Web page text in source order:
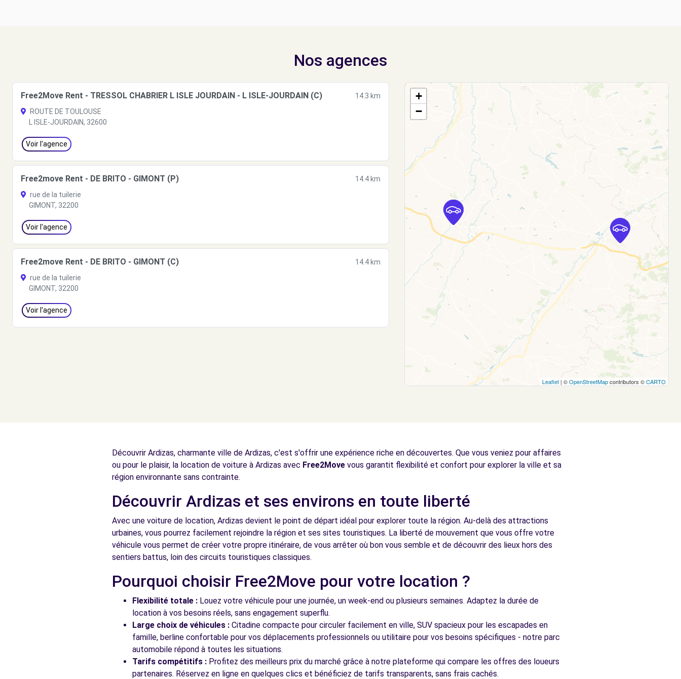
Nos agences
Free2Move Rent - TRESSOL CHABRIER L ISLE JOURDAIN - L ISLE-JOURDAIN (C)
14.3 km
ROUTE DE TOULOUSE
L ISLE-JOURDAIN, 32600
Voir l'agence
Free2move Rent - DE BRITO - GIMONT (P)
14.4 km
rue de la tuilerie
GIMONT, 32200
Voir l'agence
Free2move Rent - DE BRITO - GIMONT (C)
14.4 km
rue de la tuilerie
GIMONT, 32200
Voir l'agence
+
−
Leaflet | ©OpenStreetMapcontributors ©CARTO
Découvrir Ardizas, charmante ville de Ardizas, c'est s'offrir une expérience riche en découvertes. Que vous veniez pour affaires
ou pour le plaisir, la location de voiture à Ardizas avec Free2Move vous garantit flexibilité et confort pour explorer la ville et sa
région environnante sans contrainte.
Découvrir Ardizas et ses environs en toute liberté
Avec une voiture de location, Ardizas devient le point de départ idéal pour explorer toute la région. Au-delà des attractions
urbaines, vous pourrez facilement rejoindre la région et ses sites touristiques. La liberté de mouvement que vous offre votre
véhicule vous permet de créer votre propre itinéraire, de vous arrêter où bon vous semble et de découvrir des lieux hors des
sentiers battus, loin des circuits touristiques classiques.
Pourquoi choisir Free2Move pour votre location ?
Flexibilité totale : Louez votre véhicule pour une journée, un week-end ou plusieurs semaines. Adaptez la durée de
location à vos besoins réels, sans engagement superflu.
Large choix de véhicules : Citadine compacte pour circuler facilement en ville, SUV spacieux pour les escapades en
famille, berline confortable pour vos déplacements professionnels ou utilitaire pour vos besoins spécifiques - notre parc
automobile répond à toutes les situations.
Tarifs compétitifs : Profitez des meilleurs prix du marché grâce à notre plateforme qui compare les offres des loueurs
partenaires. Réservez en ligne en quelques clics et bénéficiez de tarifs transparents, sans frais cachés.